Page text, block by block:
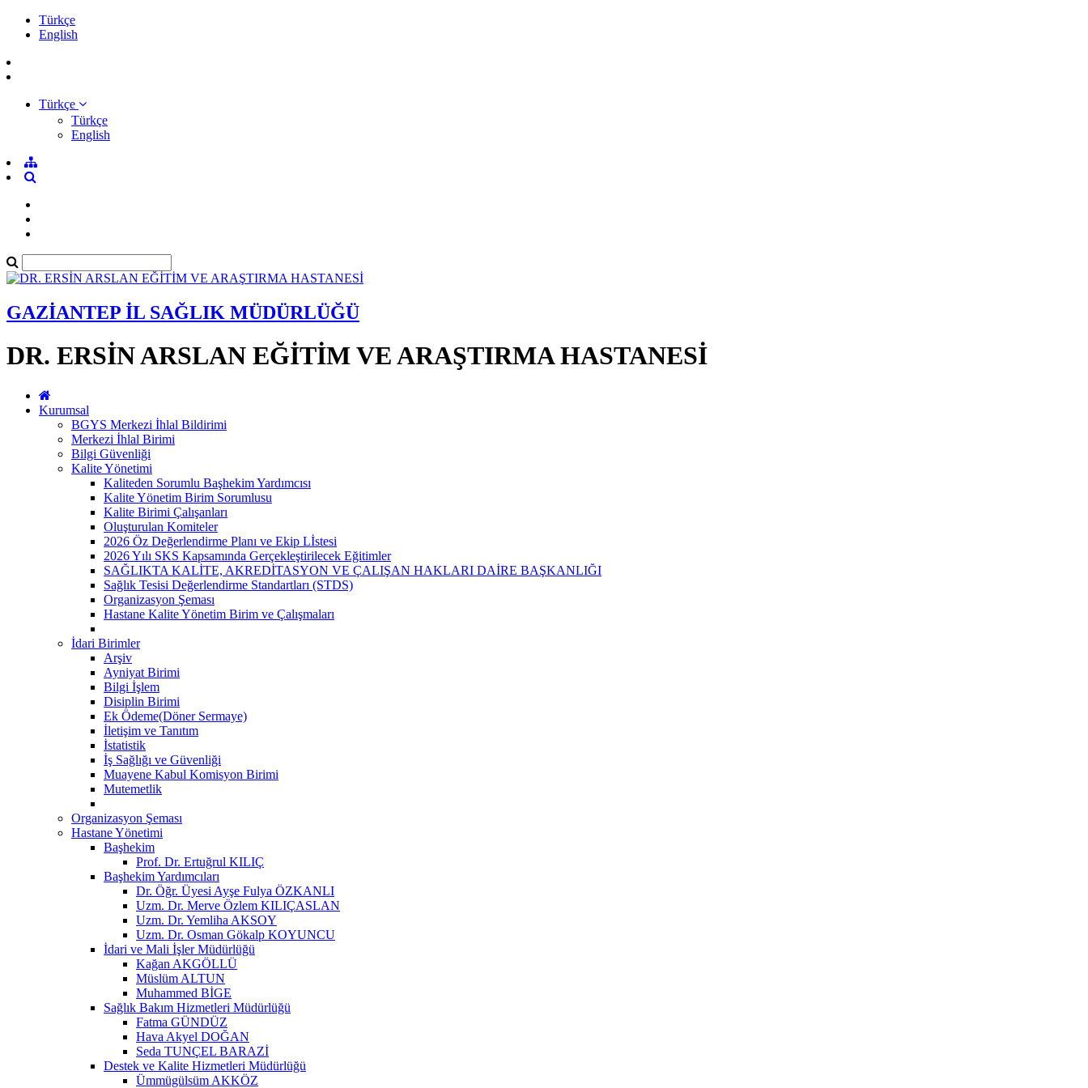
Türkçe
English
Türkçe
Türkçe
English
GAZİANTEP İL SAĞLIK MÜDÜRLÜĞÜ
DR. ERSİN ARSLAN EĞİTİM VE ARAŞTIRMA HASTANESİ
Kurumsal
BGYS Merkezi İhlal Bildirimi
Merkezi İhlal Birimi
Bilgi Güvenliği
Kalite Yönetimi
Kaliteden Sorumlu Başhekim Yardımcısı
Kalite Yönetim Birim Sorumlusu
Kalite Birimi Çalışanları
Oluşturulan Komiteler
2026 Öz Değerlendirme Planı ve Ekip Lİstesi
2026 Yılı SKS Kapsamında Gerçekleştirilecek Eğitimler
SAĞLIKTA KALİTE, AKREDİTASYON VE ÇALIŞAN HAKLARI DAİRE BAŞKANLIĞI
Sağlık Tesisi Değerlendirme Standartları (STDS)
Organizasyon Şeması
Hastane Kalite Yönetim Birim ve Çalışmaları
İdari Birimler
Arşiv
Ayniyat Birimi
Bilgi İşlem
Disiplin Birimi
Ek Ödeme(Döner Sermaye)
İletişim ve Tanıtım
İstatistik
İş Sağlığı ve Güvenliği
Muayene Kabul Komisyon Birimi
Mutemetlik
Organizasyon Şeması
Hastane Yönetimi
Başhekim
Prof. Dr. Ertuğrul KILIÇ
Başhekim Yardımcıları
Dr. Öğr. Üyesi Ayşe Fulya ÖZKANLI
Uzm. Dr. Merve Özlem KILIÇASLAN
Uzm. Dr. Yemliha AKSOY
Uzm. Dr. Osman Gökalp KOYUNCU
İdari ve Mali İşler Müdürlüğü
Kağan AKGÖLLÜ
Müslüm ALTUN
Muhammed BİGE
Sağlık Bakım Hizmetleri Müdürlüğü
Fatma GÜNDÜZ
Hava Akyel DOĞAN
Seda TUNÇEL BARAZİ
Destek ve Kalite Hizmetleri Müdürlüğü
Ümmügülsüm AKKÖZ